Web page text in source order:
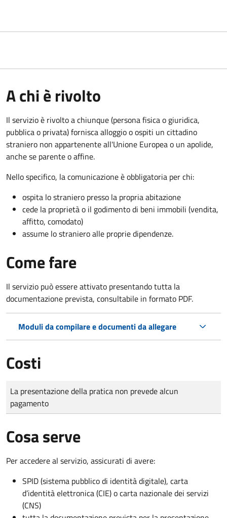
A chi è rivolto
Il servizio è rivolto a chiunque (persona fisica o giuridica,
pubblica o privata) fornisca alloggio o ospiti un cittadino
straniero non appartenente all'Unione Europea o un apolide,
anche se parente o affine.
Nello specifico, la comunicazione è obbligatoria per chi:
ospita lo straniero presso la propria abitazione
cede la proprietà o il godimento di beni immobili (vendita,
affitto, comodato)
assume lo straniero alle proprie dipendenze.
Come fare
Il servizio può essere attivato presentando tutta la
documentazione prevista, consultabile in formato PDF.
Moduli da compilare e documenti da allegare
Costi
Tipo di pagamento
Importo
La presentazione della pratica non prevede alcun
pagamento
Cosa serve
Per accedere al servizio, assicurati di avere:
SPID (sistema pubblico di identità digitale), carta
d’identità elettronica (CIE) o carta nazionale dei servizi
(CNS)